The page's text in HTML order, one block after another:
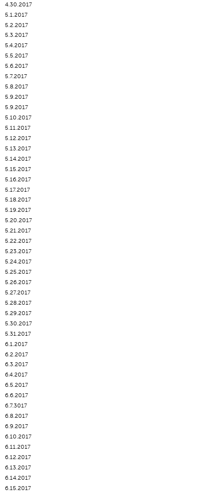
4.30.2017
5.1.2017
5.2.2017
5.3.2017
5.4.2017
5.5.2017
5.6.2017
5.7.2017
5.8.2017
5.9.2017
5.9.2017
5.10.2017
5.11.2017
5.12.2017
5.13.2017
5.14.2017
5.15.2017
5.16.2017
5.17.2017
5.18.2017
5.19.2017
5.20.2017
5.21.2017
5.22.2017
5.23.2017
5.24.2017
5.25.2017
5.26.2017
5.27.2017
5.28.2017
5.29.2017
5.30.2017
5.31.2017
6.1.2017
6.2.2017
6.3.2017
6.4.2017
6.5.2017
6.6.2017
6.7.3017
6.8.2017
6.9.2017
6.10.2017
6.11.2017
6.12.2017
6.13.2017
6.14.2017
6.15.2017